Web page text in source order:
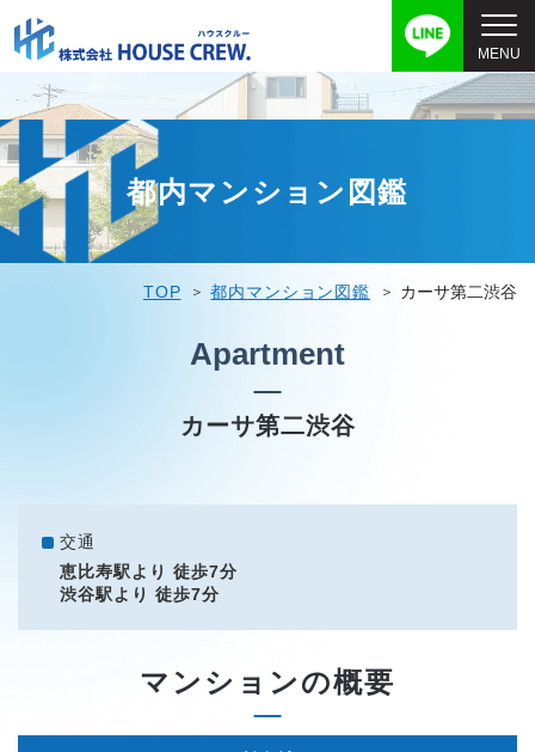
都内マンション図鑑
TOP 都内マンション図鑑 カーサ第二渋谷
Apartment
カーサ第二渋谷
交通
恵比寿駅より 徒歩7分
渋谷駅より 徒歩7分
マンションの概要